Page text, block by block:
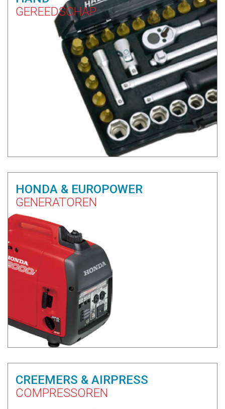
GEREEDSCHAP
HONDA & EUROPOWER
GENERATOREN
CREEMERS & AIRPRESS
COMPRESSOREN